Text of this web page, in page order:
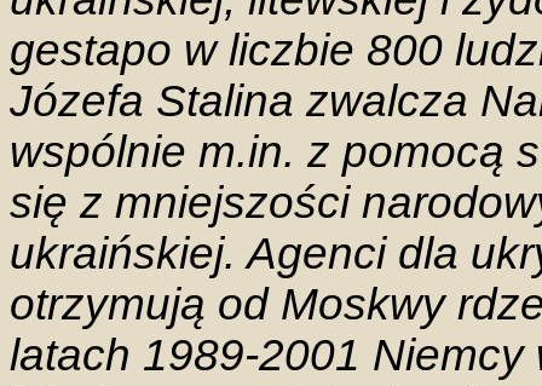
gestapo w liczbie 800
Józefa Stalina zwalcza
wspólnie m.in. z pomocą
się z mniejszości
ukraińskiej. Agenci dla
otrzymują od Moskwy
latach 1989-2001 Niemcy